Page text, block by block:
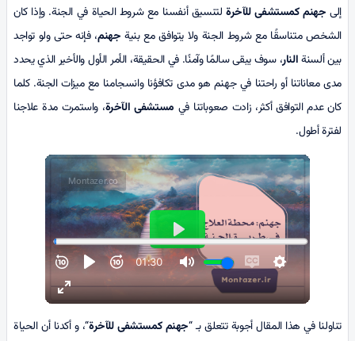
إلى جهنم كمستشفىللآخرةلتنسيق أنفسنا مع شروط الحياة في الجنة. وإذا كان
الشخص متناسقًا مع شروط الجنة ولا يتوافق مع بنية جهنم، فإنه حتى ولو تواجد
بين ألسنةالنار، سوف يبقى سالمًا وآمنًا. في الحقيقة، الأمر الأول والأخير الذي يحدد
مدى معاناتنا أو راحتنا في جهنم هو مدى تكافؤنا وانسجامنا مع ميزات الجنة. كلما
كان عدم التوافق أكثر، زادت صعوباتنا في مستشفى الآخرة، واستمرت مدة علاجنا
لفترة أطول.
تناولنا في هذا المقال أجوبة تتعلق بـ “جهنم كمستشفىللآخرة“، و أكدنا أن الحياة